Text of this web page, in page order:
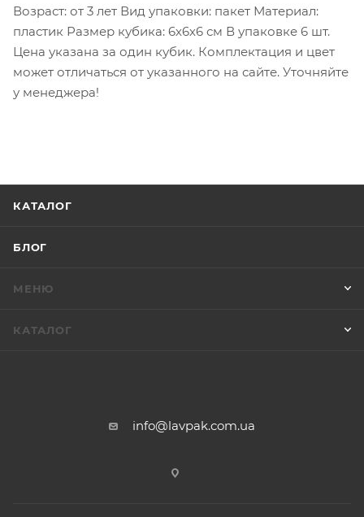
Возраст: от 3 лет Вид упаковки: пакет Материал:
пластик Размер кубика: 6х6х6 см В упаковке 6 шт.
Цена указана за один кубик. Комплектация и цвет
может отличаться от указанного на сайте. Уточняйте
у менеджера!
КАТАЛОГ
БЛОГ
МЕНЮ
КАТАЛОГ
info@lavpak.com.ua